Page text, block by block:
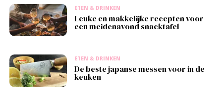
ETEN & DRINKEN
Leuke en makkelijke recepten voor
een meidenavond snacktafel
ETEN & DRINKEN
De beste japanse messen voor in de
keuken